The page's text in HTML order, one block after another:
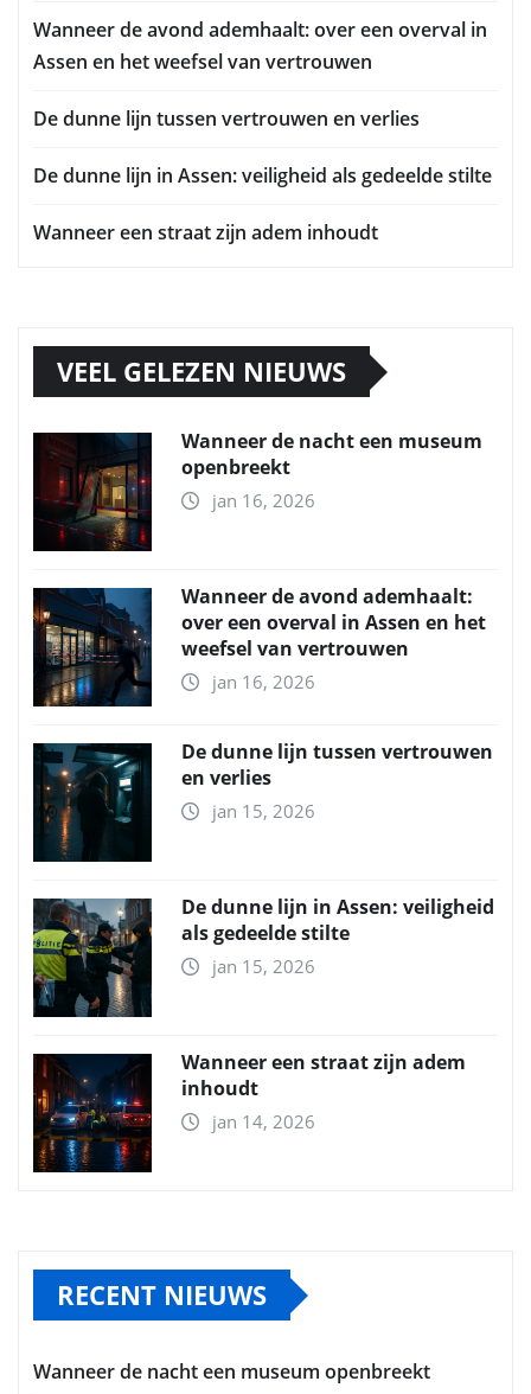
Wanneer de avond ademhaalt: over een overval in
Assen en het weefsel van vertrouwen
De dunne lijn tussen vertrouwen en verlies
De dunne lijn in Assen: veiligheid als gedeelde stilte
Wanneer een straat zijn adem inhoudt
VEEL GELEZEN NIEUWS
Wanneer de nacht een museum
openbreekt
jan 16, 2026
Wanneer de avond ademhaalt:
over een overval in Assen en het
weefsel van vertrouwen
jan 16, 2026
De dunne lijn tussen vertrouwen
en verlies
jan 15, 2026
De dunne lijn in Assen: veiligheid
als gedeelde stilte
jan 15, 2026
Wanneer een straat zijn adem
inhoudt
jan 14, 2026
RECENT NIEUWS
Wanneer de nacht een museum openbreekt